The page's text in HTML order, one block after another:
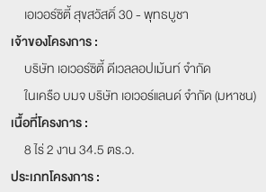
เอเวอร์ซิตี้ สุขสวัสดิ์ 30 - พุทธบูชา
เจ้าของโครงการ :
บริษัท เอเวอร์ซิตี้ ดีเวลลอปเม้นท์ จำกัด
ในเครือ บมจ บริษัท เอเวอร์แลนด์ จำกัด (มหาชน)
เนื้อที่โครงการ :
8 ไร่ 2 งาน 34.5 ตร.ว.
ประเภทโครงการ :